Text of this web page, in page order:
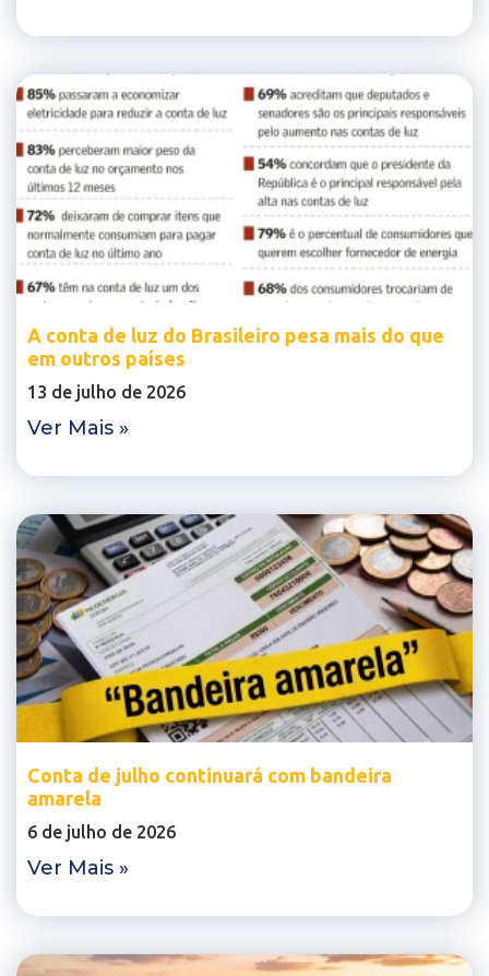
A conta de luz do Brasileiro pesa mais do que
em outros países
13 de julho de 2026
Ver Mais »
Conta de julho continuará com bandeira
amarela
6 de julho de 2026
Ver Mais »